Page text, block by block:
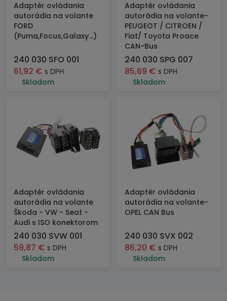
Adaptér ovládania
autorádia na volante
FORD
(Puma,Focus,Galaxy...)
240 030 SFO 001
61,92 € s DPH
Skladom
Adaptér ovládania
autorádia na volante-
PEUGEOT / CITROEN /
Fiat/ Toyota Proace
CAN-Bus
240 030 SPG 007
85,69 € s DPH
Skladom
Adaptér ovládania
autorádia na volante
Škoda - VW - Seat -
Audi s ISO konektorom
240 030 SVW 001
59,87 € s DPH
Skladom
Adaptér ovládania
autorádia na volante-
OPEL CAN Bus
240 030 SVX 002
86,20 € s DPH
Skladom